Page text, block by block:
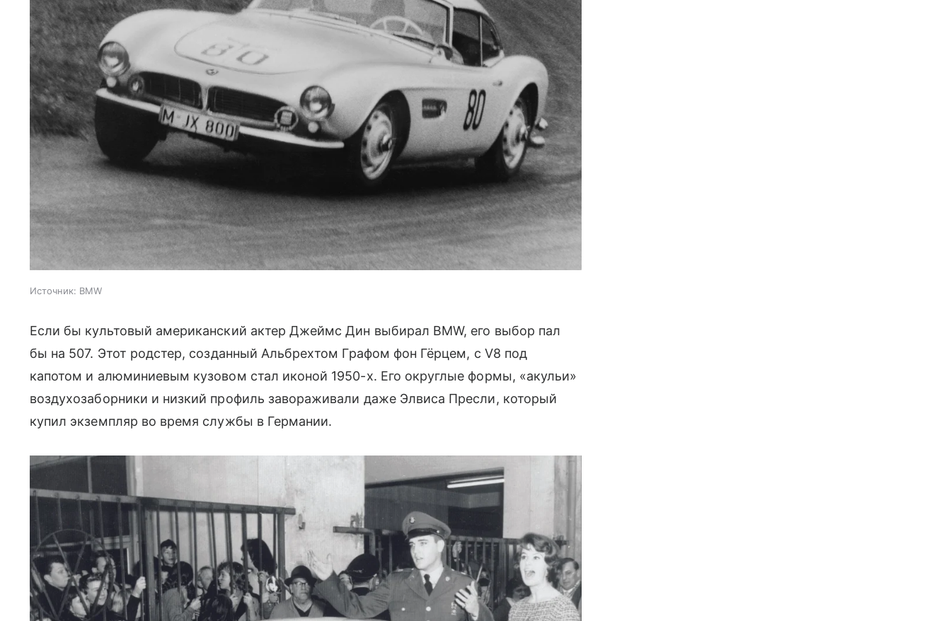
Источник: BMW
Если бы культовый американский актер Джеймс Дин выбирал BMW, его выбор пал
бы на 507. Этот родстер, созданный Альбрехтом Графом фон Гёрцем, с V8 под
капотом и алюминиевым кузовом стал иконой 1950-х. Его округлые формы, «акульи»
воздухозаборники и низкий профиль завораживали даже Элвиса Пресли, который
купил экземпляр во время службы в Германии.